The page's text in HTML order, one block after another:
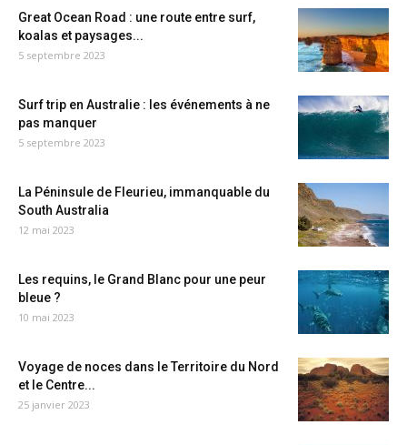
Great Ocean Road : une route entre surf,
koalas et paysages...
5 septembre 2023
Surf trip en Australie : les événements à ne
pas manquer
5 septembre 2023
La Péninsule de Fleurieu, immanquable du
South Australia
12 mai 2023
Les requins, le Grand Blanc pour une peur
bleue ?
10 mai 2023
Voyage de noces dans le Territoire du Nord
et le Centre...
25 janvier 2023